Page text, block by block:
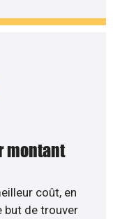
montant
coût, en
but de trouver